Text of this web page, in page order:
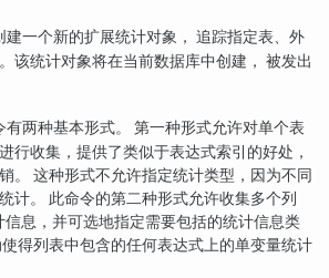
建一个新的扩展统计对象， 追踪指定表、外
该统计对象将在当前数据库中创建， 被发出
有两种基本形式。 第一种形式允许对单个表
行收集，提供了类似于表达式索引的好处，
。 这种形式不允许指定统计类型，因为不同
计。 此命令的第二种形式允许收集多个列
息，并可选地指定需要包括的统计信息类
得列表中包含的任何表达式上的单变量统计